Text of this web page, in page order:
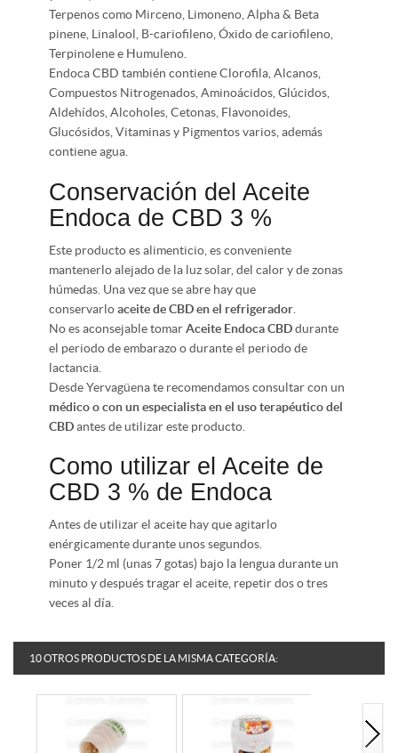
Terpenos como Mirceno, Limoneno, Alpha & Beta
pinene, Linalool, B-cariofileno, Óxido de cariofileno,
Terpinolene e Humuleno.
Endoca CBD también contiene Clorofila, Alcanos,
Compuestos Nitrogenados, Aminoácidos, Glúcidos,
Aldehídos, Alcoholes, Cetonas, Flavonoides,
Glucósidos, Vitaminas y Pigmentos varios, además
contiene agua.
Conservación del Aceite
Endoca de CBD 3 %
Este producto es alimenticio, es conveniente
mantenerlo alejado de la luz solar, del calor y de zonas
húmedas. Una vez que se abre hay que
conservarloaceite de CBD en el refrigerador
No es aconsejable tomarAceite Endoca CBDdurante
el periodo de embarazo o durante el periodo de
lactancia.
Desde Yervagüena te recomendamos consultar con un
médico o con un especialista en el uso terapéutico del
CBDantes de utilizar este producto.
Como utilizar el Aceite de
CBD 3 % de Endoca
Antes de utilizar el aceite hay que agitarlo
enérgicamente durante unos segundos.
Poner 1/2 ml (unas 7 gotas) bajo la lengua durante un
minuto y después tragar el aceite, repetir dos o tres
veces al día.
10 OTROS PRODUCTOS DE LA MISMA CATEGORÍA: